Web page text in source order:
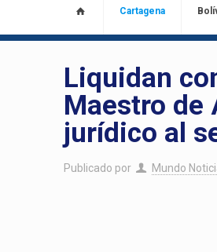
Cartagena
Liquidan
Maestro de
jurídico al
Publicado por Mundo